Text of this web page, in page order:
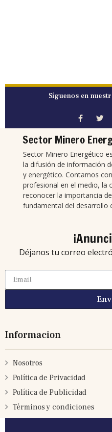
Síguenos en
Sector Minero
Sector Minero Energético
la difusión de información
y energético. Contamos
profesional en el medio, la
reconocer la importancia
fundamental del desarrollo
Déjanos tu correo
Informacion
Nosotros
Política de Privacidad
Política de Publicidad
Términos y condiciones